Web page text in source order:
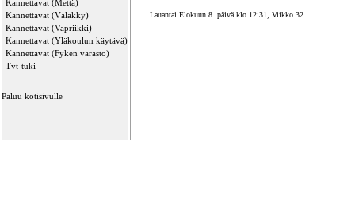
Kannettavat (Mettä)
Kannettavat (Väläkky)
Kannettavat (Vapriikki)
Kannettavat (Yläkoulun käytävä)
Kannettavat (Fyken varasto)
Tvt-tuki
Paluu kotisivulle
Lauantai Elokuun 8. päivä klo 12:31, Viikko 32